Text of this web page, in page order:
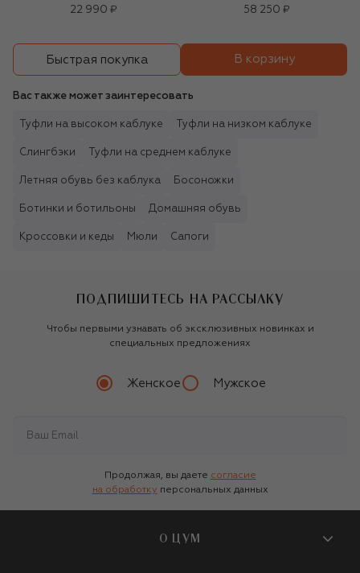
22 990 ₽
58 250 ₽
Быстрая покупка В корзину
Вас также может заинтересовать
Туфли на высоком каблуке Туфли на низком каблуке
Слингбэки Туфли на среднем каблуке
Летняя обувь без каблука Босоножки
Ботинки и ботильоны Домашняя обувь
Кроссовки и кеды Мюли Сапоги
ПОДПИШИТЕСЬ НА РАССЫЛКУ
Чтобы первыми узнавать об эксклюзивных новинках и
специальных предложениях
Женское Мужское
Продолжая, вы даете согласие
на обработку персональных данных
О ЦУМ